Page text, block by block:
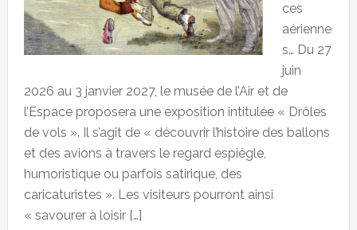
ces
aérienne
s… Du 27
juin
2026 au 3 janvier 2027, le musée de l’Air et de
l’Espace proposera une exposition intitulée « Drôles
de vols ». Il s’agit de « découvrir l’histoire des ballons
et des avions à travers le regard espiègle,
humoristique ou parfois satirique, des
caricaturistes ». Les visiteurs pourront ainsi
« savourer à loisir […]